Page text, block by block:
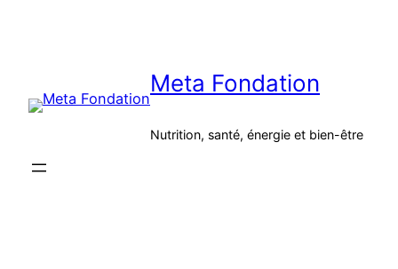
Meta Fondation
Nutrition, santé, énergie et bien-être